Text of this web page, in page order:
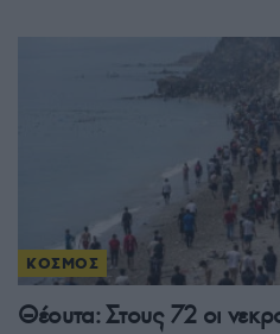
ΚΟΣΜΟΣ
Θέουτα: Στους 72 οι